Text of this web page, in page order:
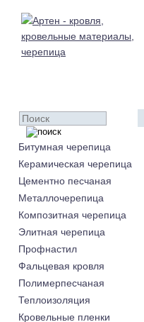
Битумная черепица
Керамическая черепица
Цементно песчаная
Металлочерепица
Композитная черепица
Элитная черепица
Профнастил
Фальцевая кровля
Полимерпесчаная
Теплоизоляция
Кровельные пленки